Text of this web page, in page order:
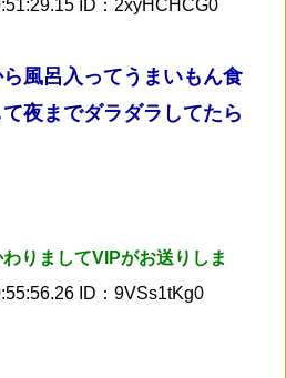
ID：2xyHCHCG0
風呂入ってうまいもん食
夜までダラダラしてたら
りましてVIPがお送りしま
ID：9VSs1tKg0